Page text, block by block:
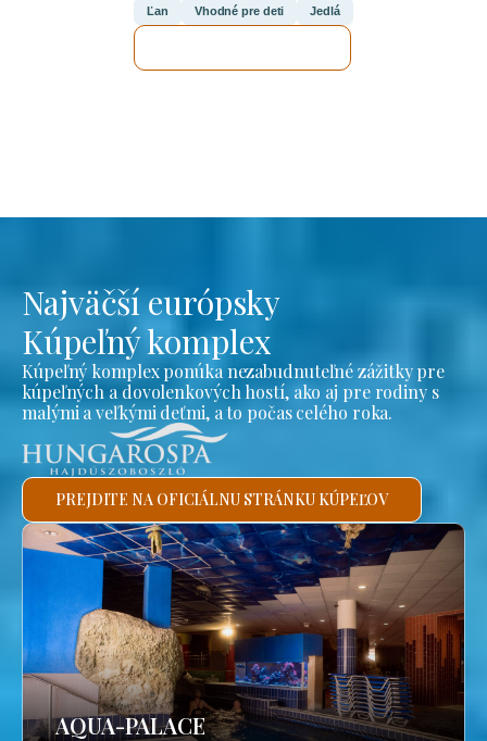
Ľan Vhodné pre deti Jedlá
Najväčší európsky
Kúpeľný komplex
Kúpeľný komplex ponúka nezabudnuteľné zážitky pre
kúpeľných a dovolenkových hostí, ako aj pre rodiny s
malými a veľkými deťmi, a to počas celého roka.
PREJDITE NA OFICIÁLNU STRÁNKU KÚPEĽOV
AQUA-PALACE